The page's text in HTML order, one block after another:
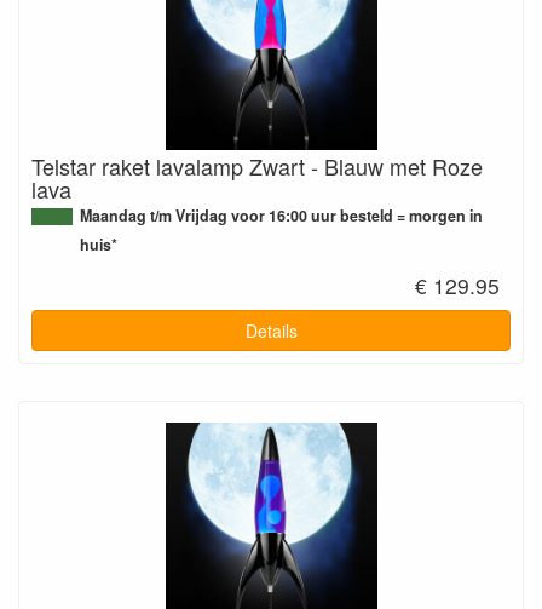
Telstar raket lavalamp Zwart - Blauw met Roze
lava
Maandag t/m Vrijdag voor 16:00 uur besteld = morgen in
huis*
€ 129.95
Details